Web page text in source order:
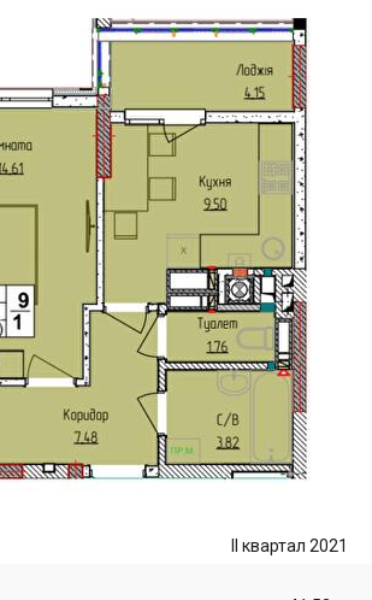
II квартал 2021